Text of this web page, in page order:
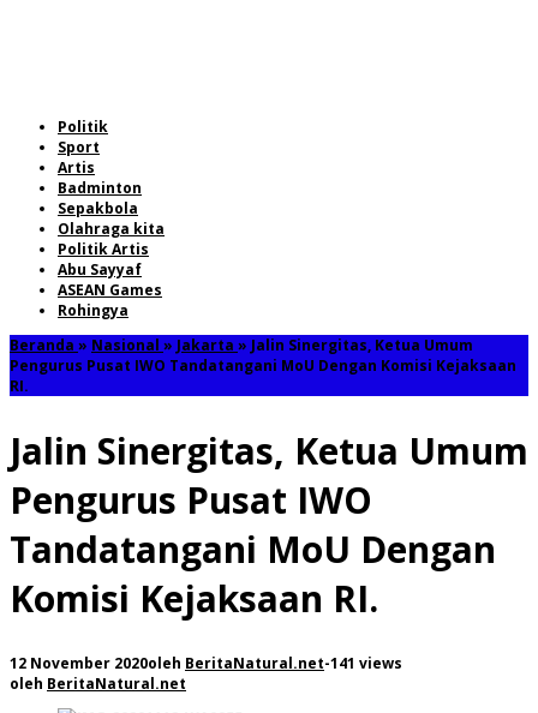
Politik
Sport
Artis
Badminton
Sepakbola
Olahraga kita
Politik Artis
Abu Sayyaf
ASEAN Games
Rohingya
Beranda » Nasional » Jakarta » Jalin Sinergitas, Ketua Umum
Pengurus Pusat IWO Tandatangani MoU Dengan Komisi Kejaksaan
RI.
Jalin Sinergitas, Ketua Umum
Pengurus Pusat IWO
Tandatangani MoU Dengan
Komisi Kejaksaan RI.
12 November 2020oleh BeritaNatural.net-141 views
oleh BeritaNatural.net